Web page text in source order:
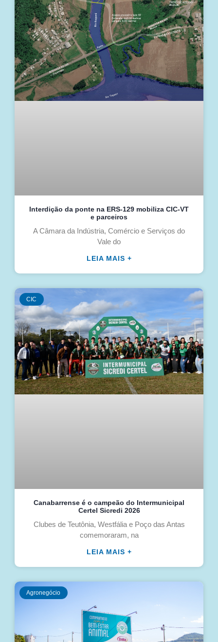
Interdição da ponte na ERS-129 mobiliza CIC-VT
e parceiros
A Câmara da Indústria, Comércio e Serviços do
Vale do
LEIA MAIS +
CIC
Canabarrense é o campeão do Intermunicipal
Certel Sicredi 2026
Clubes de Teutônia, Westfália e Poço das Antas
comemoraram, na
LEIA MAIS +
Agronegócio